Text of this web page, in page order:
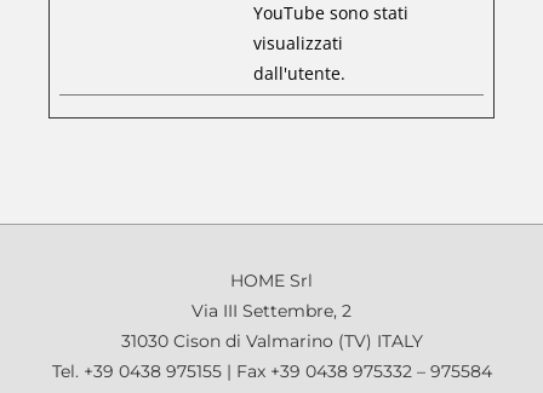
YouTube sono stati
visualizzati
dall'utente.
HOME Srl
Via III Settembre, 2
31030 Cison di Valmarino (TV) ITALY
Tel. +39 0438 975155 | Fax +39 0438 975332 – 975584